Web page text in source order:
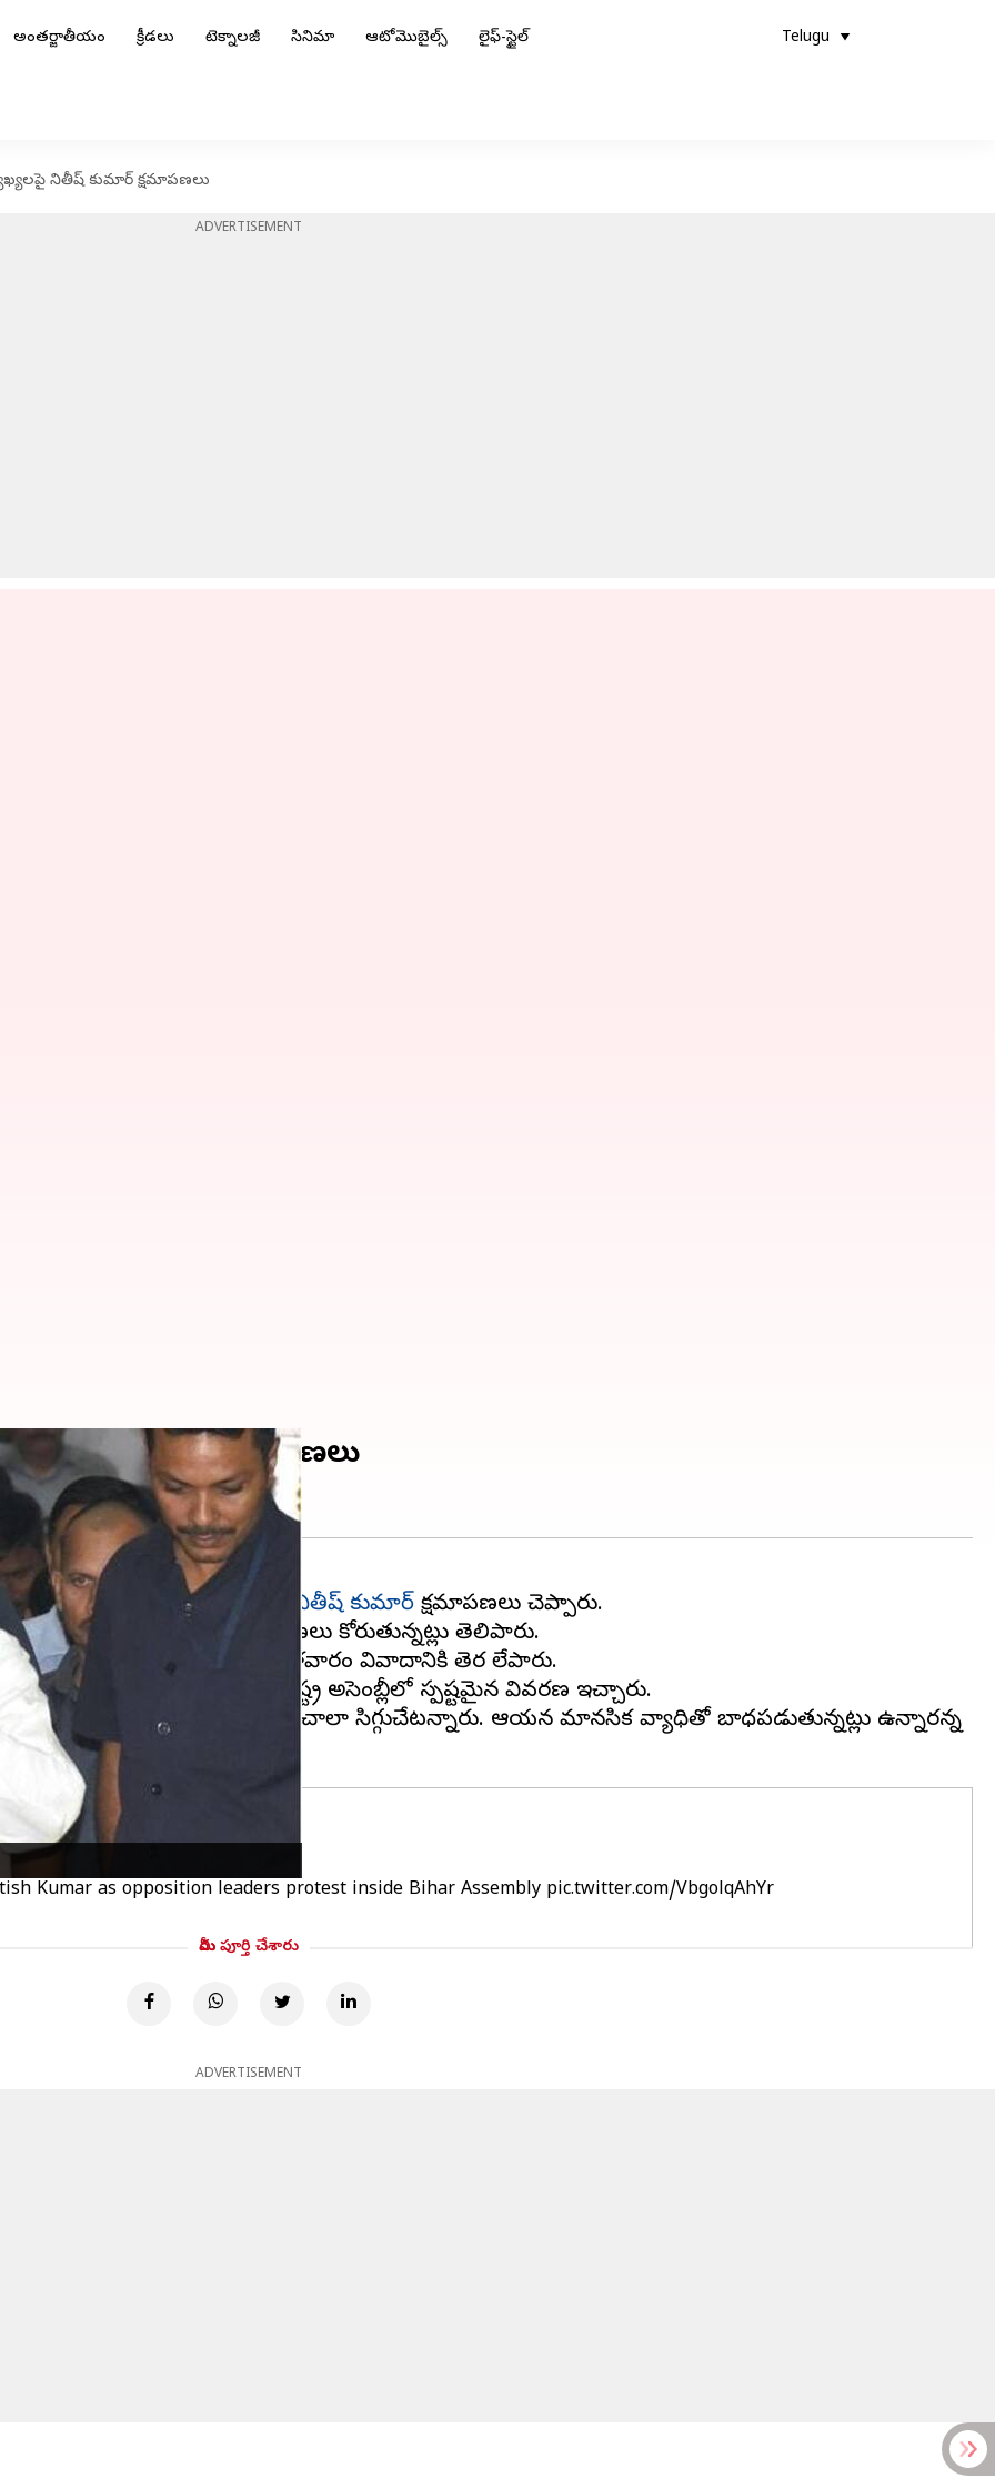
అంతర్జాతీయం క్రీడలు టెక్నాలజీ సినిమా ఆటోమొబైల్స్ లైఫ్-స్టైల్ Telugu
నితీష్ కుమార్ క్షమాపణలు
ADVERTISEMENT
నితీష్ కుమార్ క్షమాపణలు
రేపడంతో ముఖ్యమంత్రి నితీష్ కుమార్ క్షమాపణలు చెప్పారు.
బాధించి ఉంటే క్షమాపణలు కోరుతున్నట్లు తెలిపారు.
చెబుతూ నితీష్ కుమార్ మంగళవారం వివాదానికి తెర లేపారు.
ఎలా అడ్డుకోగలదో ఆయన రాష్ట్ర అసెంబ్లీలో స్పష్టమైన వివరణ ఇచ్చారు.
ఇలాంటి ప్రకటన చేయడం చాలా సిగ్గుచేటన్నారు. ఆయన మానసిక వ్యాధితో బాధపడుతున్నట్లు ఉన్నారన్న
Kumar as opposition leaders protest inside Bihar Assembly pic.twitter.com/VbgolqAhYr
మీరు పూర్తి చేశారు
ADVERTISEMENT